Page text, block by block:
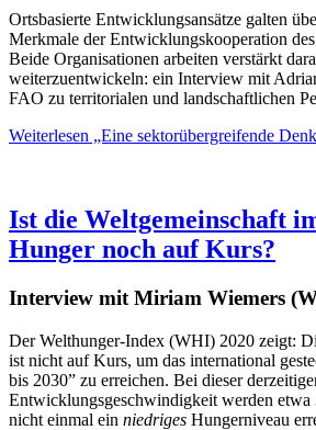
Ortsbasierte Entwicklungsansätze galten
Merkmale der Entwicklungskooperation
Beide Organisationen arbeiten verstärkt
weiterzuentwickeln: ein Interview mit
FAO zu territorialen und landschaftlichen
Weiterlesen „Eine sektorübergreifende
Ist die Weltgemeinschaft
Hunger noch auf Kurs?
Interview mit Miriam Wiemers
Der Welthunger-Index (WHI) 2020 zeigt:
ist nicht auf Kurs, um das international
bis 2030” zu erreichen. Bei dieser
Entwicklungsgeschwindigkeit werden etwa
nicht einmal ein niedriges Hungerniveau